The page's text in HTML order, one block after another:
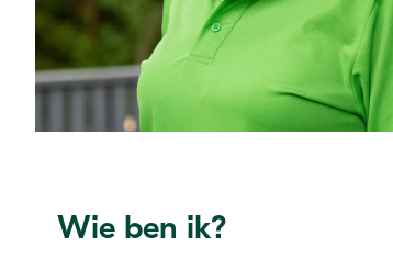
Wie ben ik?